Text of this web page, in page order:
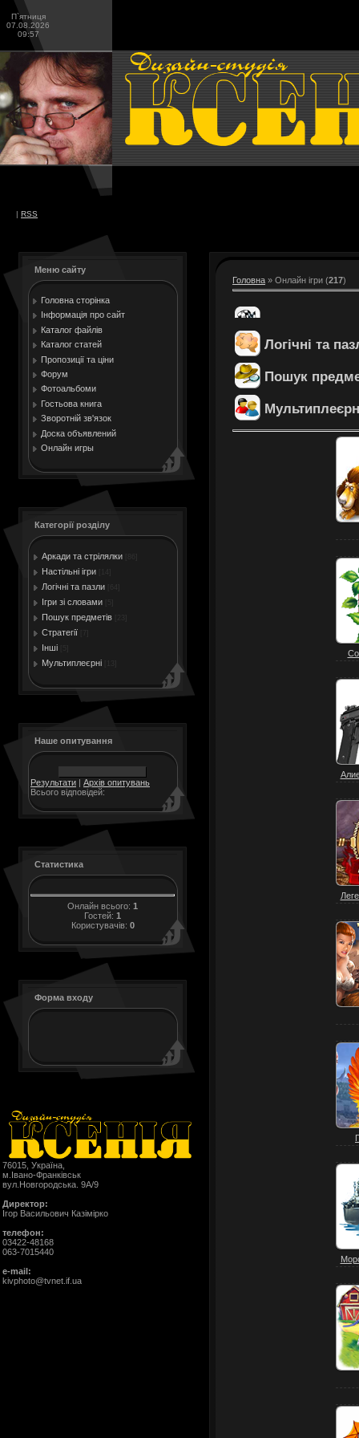
П`ятниця
07.08.2026
09:57
| RSS
Меню сайту
Головна сторінка
Інформація про сайт
Каталог файлів
Каталог статей
Пропозиції та ціни
Форум
Фотоальбоми
Гостьова книга
Зворотній зв'язок
Доска объявлений
Онлайн игры
Категорії розділу
Аркади та стрілялки
Настільні ігри
Логічні та пазли
Ігри зі словами
Пошук предметів
Стратегії
Інші
Мультиплеєрні
Наше опитування
Результати | Архів опитувань
Всього відповідей:
Статистика
Онлайн всього: 1
Гостей: 1
Користувачів: 0
Форма входу
76015, Україна,
м.Івано-Франківськ
вул.Новгородська. 9А/9
Директор:
Ігор Васильович Казімірко
телефон:
03422-48168
063-7015440
e-mail:
kivphoto@tvnet.if.ua
Головна » Онлайн ігри (217)
Логічні та
Пошук